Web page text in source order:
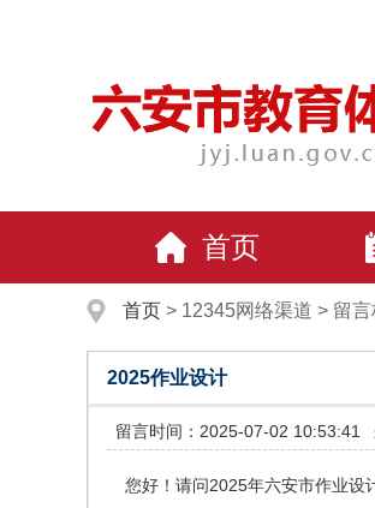
首页
首页 > 12345网络渠道 > 留
2025作业设计
留言时间：2025-07-02 10:53:41
您好！请问2025年六安市作业设